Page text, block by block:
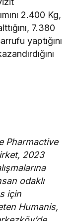
2.400 Kg,
7.380
yaptığını
Pharmactive
2023
odaklı
için
Humanis,